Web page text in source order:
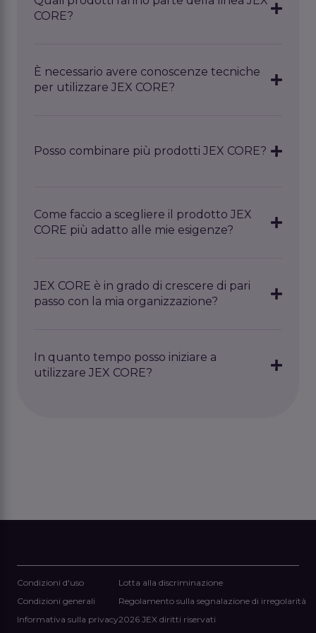
sistemie codice.
CORE?
soluzioni, come JEX Agent Workspace e JEX
CORE Sales. Ogni soluzione supporta un
aspetto specifico della gestione della tua
È necessario avere conoscenze tecniche
per utilizzare JEX CORE?
necessarie conoscenze tecniche né esperienza
Posso combinare più prodotti JEX CORE?
esigenze.
Come faccio a scegliere il prodotto JEX
CORE più adatto alle mie esigenze?
potenzialipotenziali ? Nelle pagine dei prodotti
scoprirai quale soluzione è più adatta si
JEX CORE è in grado di crescere di pari
passo con la mia organizzazione?
In quanto tempo posso iniziare a
utilizzare JEX CORE?
Condizioni d'uso
Condizioni generali
Informativa sulla privacy
Lotta alla discriminazione
Regolamento sulla segnalazione di irregolarità
2026 JEX diritti riservati